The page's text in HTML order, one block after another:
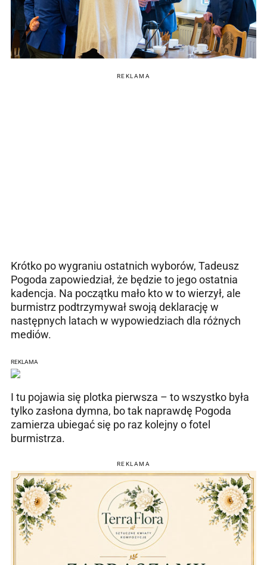
REKLAMA
Krótko po wygraniu ostatnich wyborów, Tadeusz
Pogoda zapowiedział, że będzie to jego ostatnia
kadencja. Na początku mało kto w to wierzył, ale
burmistrz podtrzymywał swoją deklarację w
następnych latach w wypowiedziach dla różnych
mediów.
REKLAMA
I tu pojawia się plotka pierwsza – to wszystko była
tylko zasłona dymna, bo tak naprawdę Pogoda
zamierza ubiegać się po raz kolejny o fotel
burmistrza.
REKLAMA